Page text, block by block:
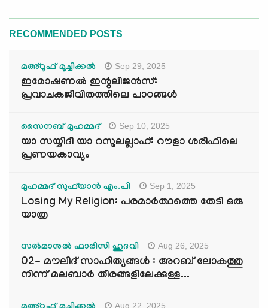
RECOMMENDED POSTS
മഅ്റൂഫ് മൂച്ചിക്കല്‍ Sep 29, 2025
ഇമോഷണൽ ഇന്റലിജൻസ്:
പ്രവാചകജീവിതത്തിലെ പാഠങ്ങൾ
സൈനബ് മുഹമ്മദ് Sep 10, 2025
യാ സയ്യിദീ യാ റസൂലല്ലാഹ്: റൗളാ ശരീഫിലെ
പ്രണയകാവ്യം
മുഹമ്മദ് സുഫ്‌യാൻ എം.പി Sep 1, 2025
Losing My Religion: പരമാർത്ഥത്തെ തേടി ഒരു
യാത്ര
സൽമാനുൽ ഫാരിസി ഹുദവി Aug 26, 2025
02- മൗലിദ് സാഹിത്യങ്ങൾ : അറബ് ലോകത്തു
നിന്ന് മലബാർ തീരങ്ങളിലേക്കുള്ള...
Aug 22, 2025